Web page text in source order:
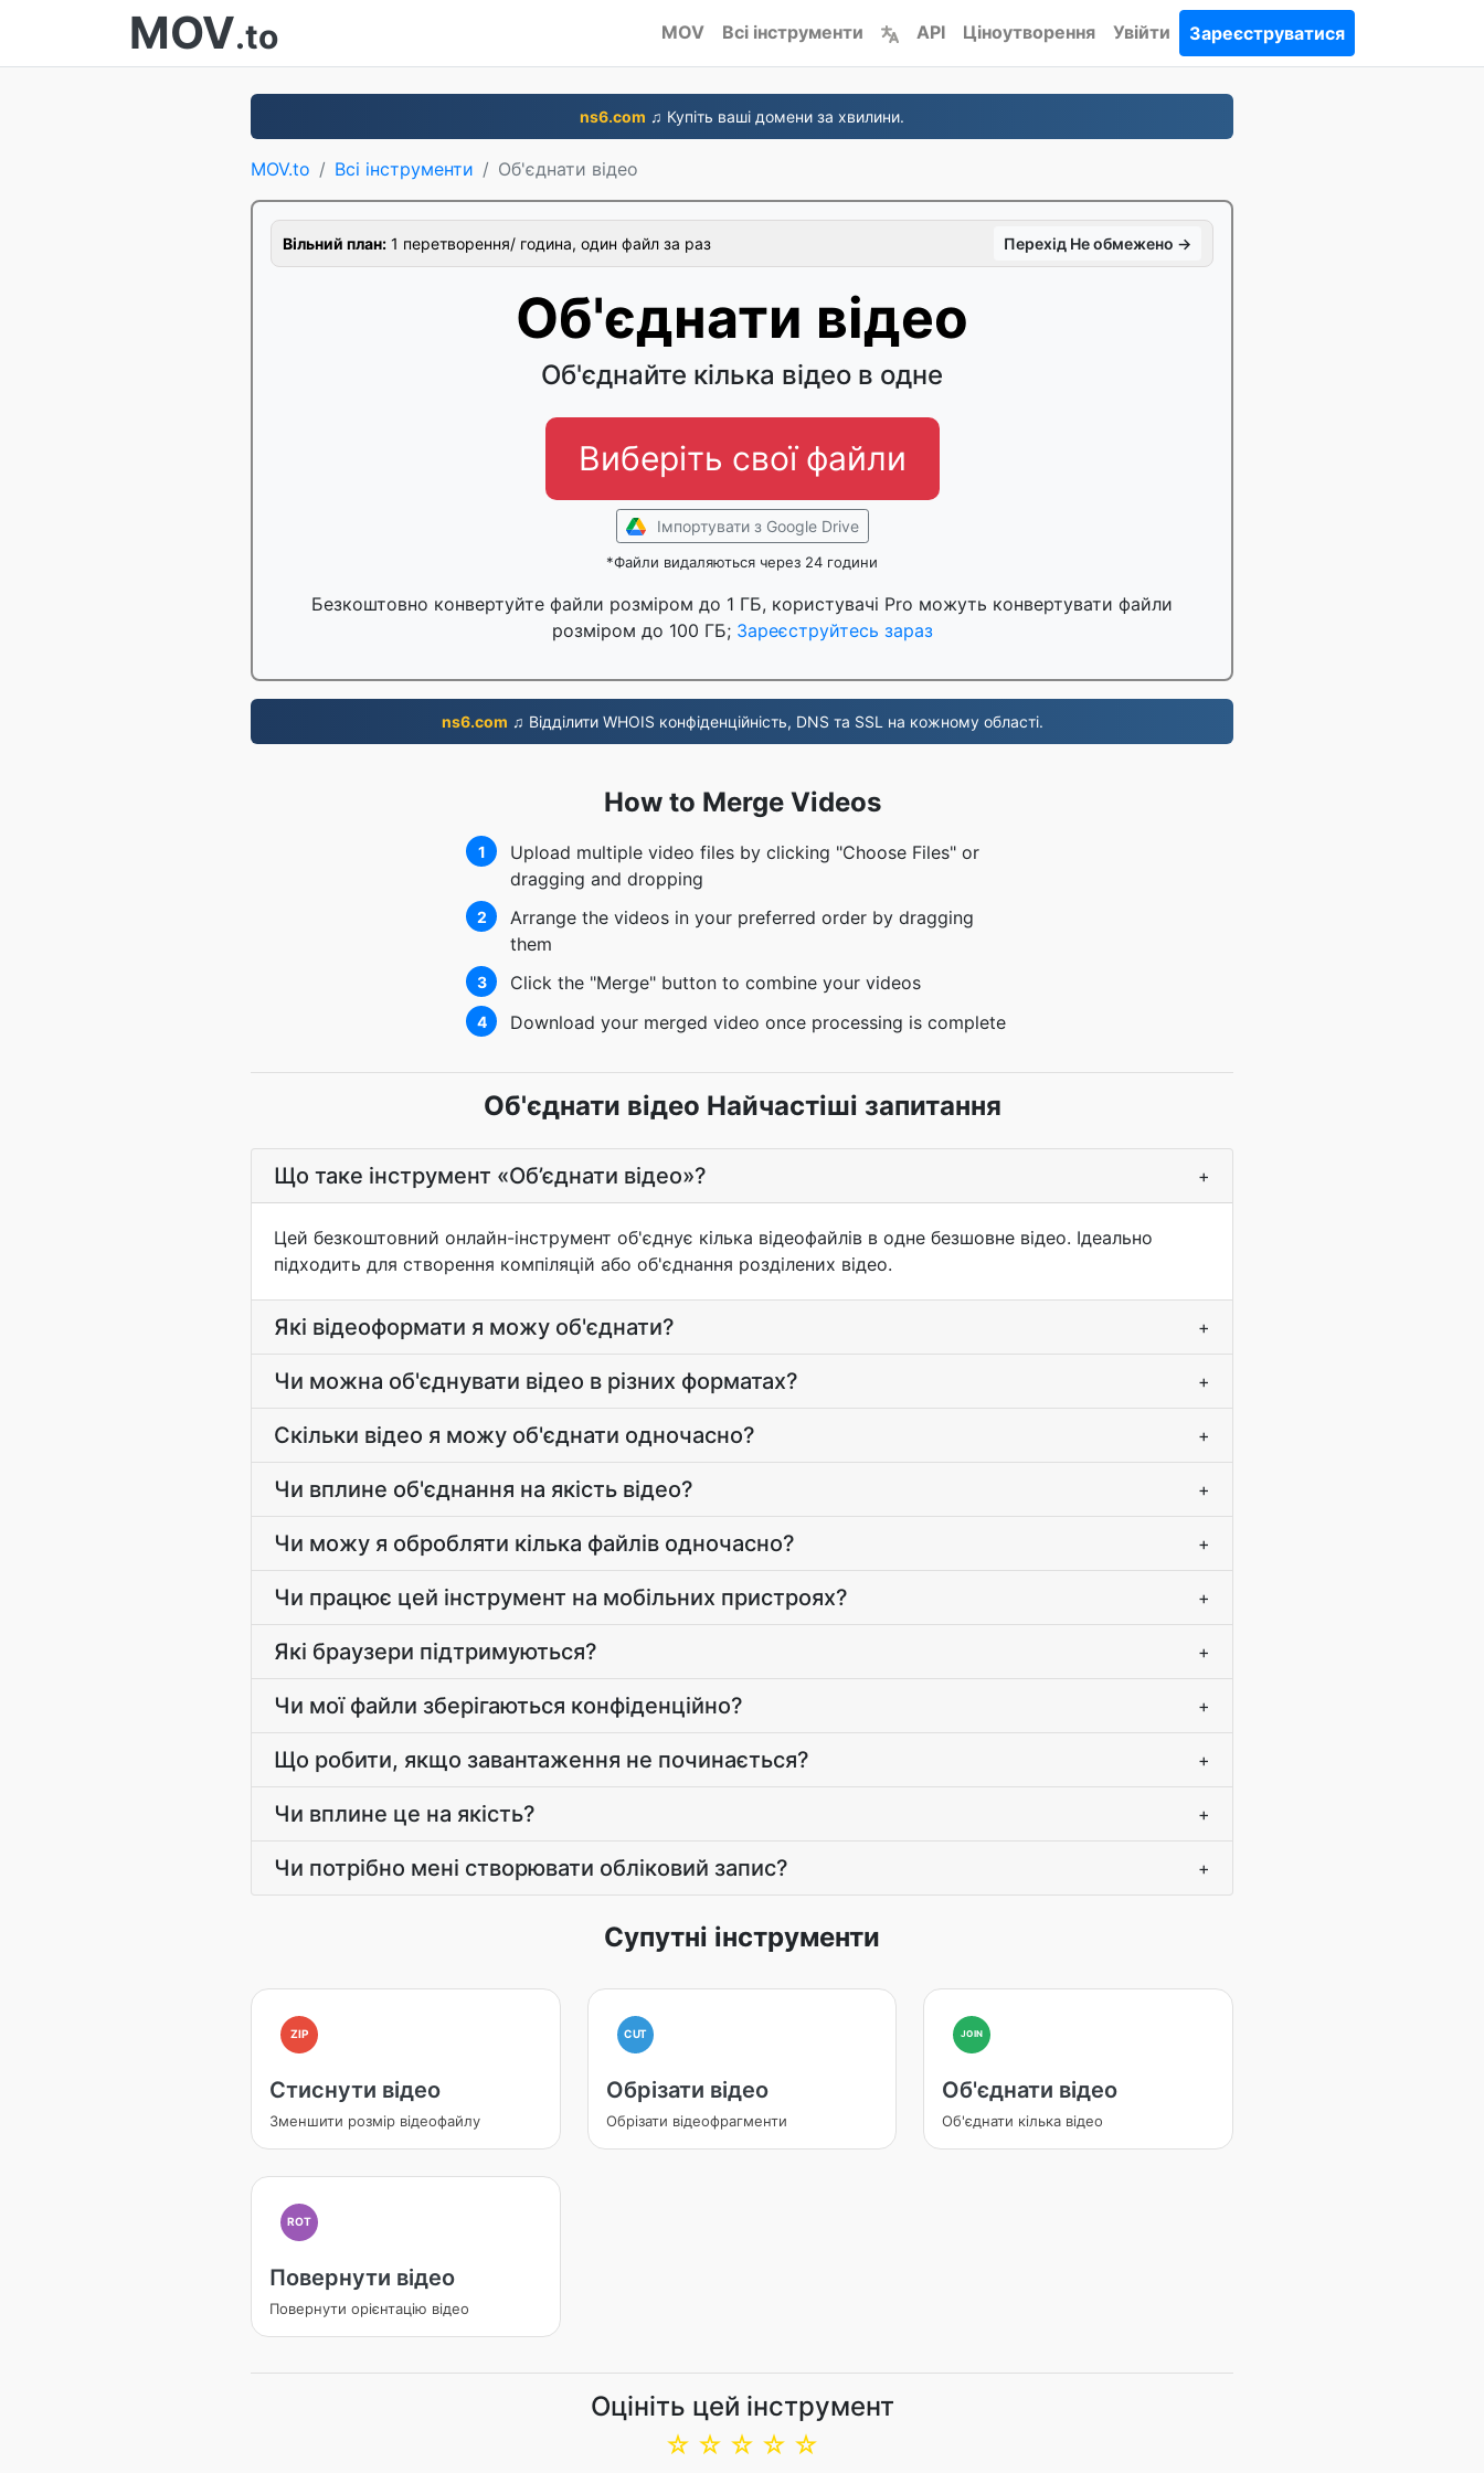
MOV.to MOV Всі інструменти API Ціноутворення Увійти Зареєструватися
ns6.com ♫ Купіть ваші домени за хвилини.
MOV.to Всі інструменти Об'єднати відео
Вільний план: 1 перетворення/ година, один файл за раз Перехід Не обмежено →
Об'єднати відео
Об'єднайте кілька відео в одне
Виберіть свої файли
Імпортувати з Google Drive
*Файли видаляються через 24 години
Безкоштовно конвертуйте файли розміром до 1 ГБ, користувачі Pro можуть конвертувати файли
розміром до 100 ГБ; Зареєструйтесь зараз
ns6.com ♫ Відділити WHOIS конфіденційність, DNS та SSL на кожному області.
How to Merge Videos
1
Upload multiple video files by clicking "Choose Files" or
dragging and dropping
2
Arrange the videos in your preferred order by dragging
them
3 Click the "Merge" button to combine your videos
4 Download your merged video once processing is complete
Об'єднати відео Найчастіші запитання
Що таке інструмент «Об’єднати відео»? +
Цей безкоштовний онлайн-інструмент об'єднує кілька відеофайлів в одне безшовне відео. Ідеально
підходить для створення компіляцій або об'єднання розділених відео.
Які відеоформати я можу об'єднати? +
Чи можна об'єднувати відео в різних форматах? +
Скільки відео я можу об'єднати одночасно? +
Чи вплине об'єднання на якість відео? +
Чи можу я обробляти кілька файлів одночасно? +
Чи працює цей інструмент на мобільних пристроях? +
Які браузери підтримуються? +
Чи мої файли зберігаються конфіденційно? +
Що робити, якщо завантаження не починається? +
Чи вплине це на якість? +
Чи потрібно мені створювати обліковий запис? +
Супутні інструменти
ZIP
Стиснути відео
Зменшити розмір відеофайлу
CUT
Обрізати відео
Обрізати відеофрагменти
JOIN
Об'єднати відео
Об'єднати кілька відео
ROT
Повернути відео
Повернути орієнтацію відео
Оцініть цей інструмент
☆
☆
☆
☆
☆